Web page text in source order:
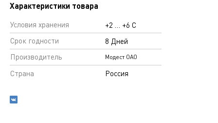
Характеристики товара
Условия хранения
+2 … +6 С
Срок годности
8 Дней
Производитель
Модест ОАО
Страна Россия